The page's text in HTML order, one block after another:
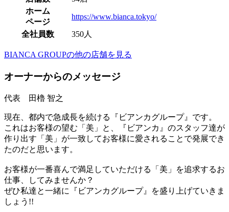
ホーム
ページ
https://www.bianca.tokyo/
全社員数
350人
BIANCA GROUPの他の店舗を見る
オーナーからのメッセージ
代表 田櫓 智之
現在、都内で急成長を続ける『ビアンカグループ』です。
これはお客様の望む「美」と、『ビアンカ』のスタッフ達が
作り出す「美」が一致してお客様に愛されることで発展でき
たのだと思います。
お客様が一番喜んで満足していただける「美」を追求するお
仕事、してみませんか？
ぜひ私達と一緒に『ビアンカグループ』を盛り上げていきま
しょう!!